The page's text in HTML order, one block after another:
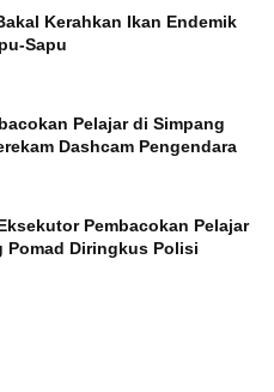
Kerahkan Ikan Endemik
Sapu
Pelajar di Simpang
Dashcam Pengendara
Pembacokan Pelajar
Pomad Diringkus Polisi